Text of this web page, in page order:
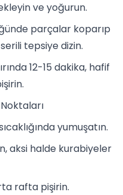
ve yoğurun.
parçalar koparıp
tepsiye dizin.
12-15 dakika, hafif
yumuşatın.
aksi halde kurabiyeler
rafta pişirin.